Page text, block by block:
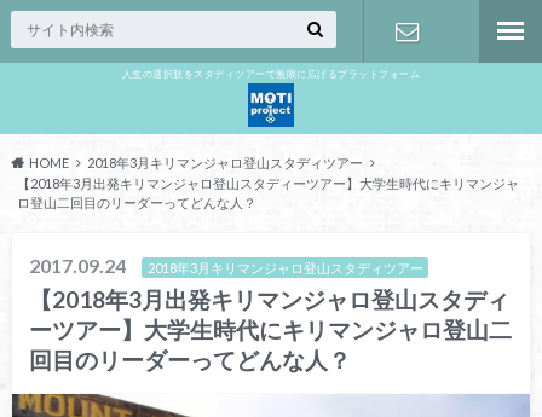
人生の選択肢をスタディツアーで無限に広げるプラットフォーム
HOME
2018年3月キリマンジャロ登山スタディツアー
【2018年3月出発キリマンジャロ登山スタディーツアー】大学生時代にキリマンジャ
ロ登山二回目のリーダーってどんな人？
2017.09.24 2018年3月キリマンジャロ登山スタディツアー
【2018年3月出発キリマンジャロ登山スタディ
ーツアー】大学生時代にキリマンジャロ登山二
回目のリーダーってどんな人？